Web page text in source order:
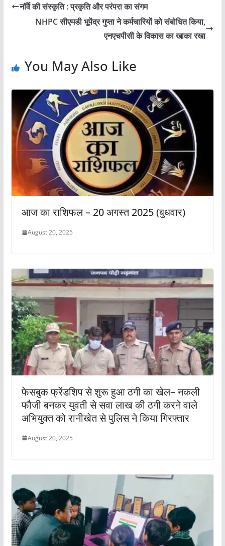
नॉर्वे की संस्कृति : प्रकृति और परंपरा का संगम
NHPC सीएमडी भूपेंद्र गुप्ता ने कर्मचारियों को संबोधित किया,
एनएचपीसी के विकास का खाका रखा
You May Also Like
आज का राशिफल – 20 अगस्त 2025 (बुधवार)
August 20, 2025
फेसबुक फ्रेंडशिप से शुरू हुआ ठगी का खेल– नकली
फौजी बनकर युवती से सवा लाख की ठगी करने वाले
अभियुक्त को रानीखेत से पुलिस ने किया गिरफ्तार
August 20, 2025